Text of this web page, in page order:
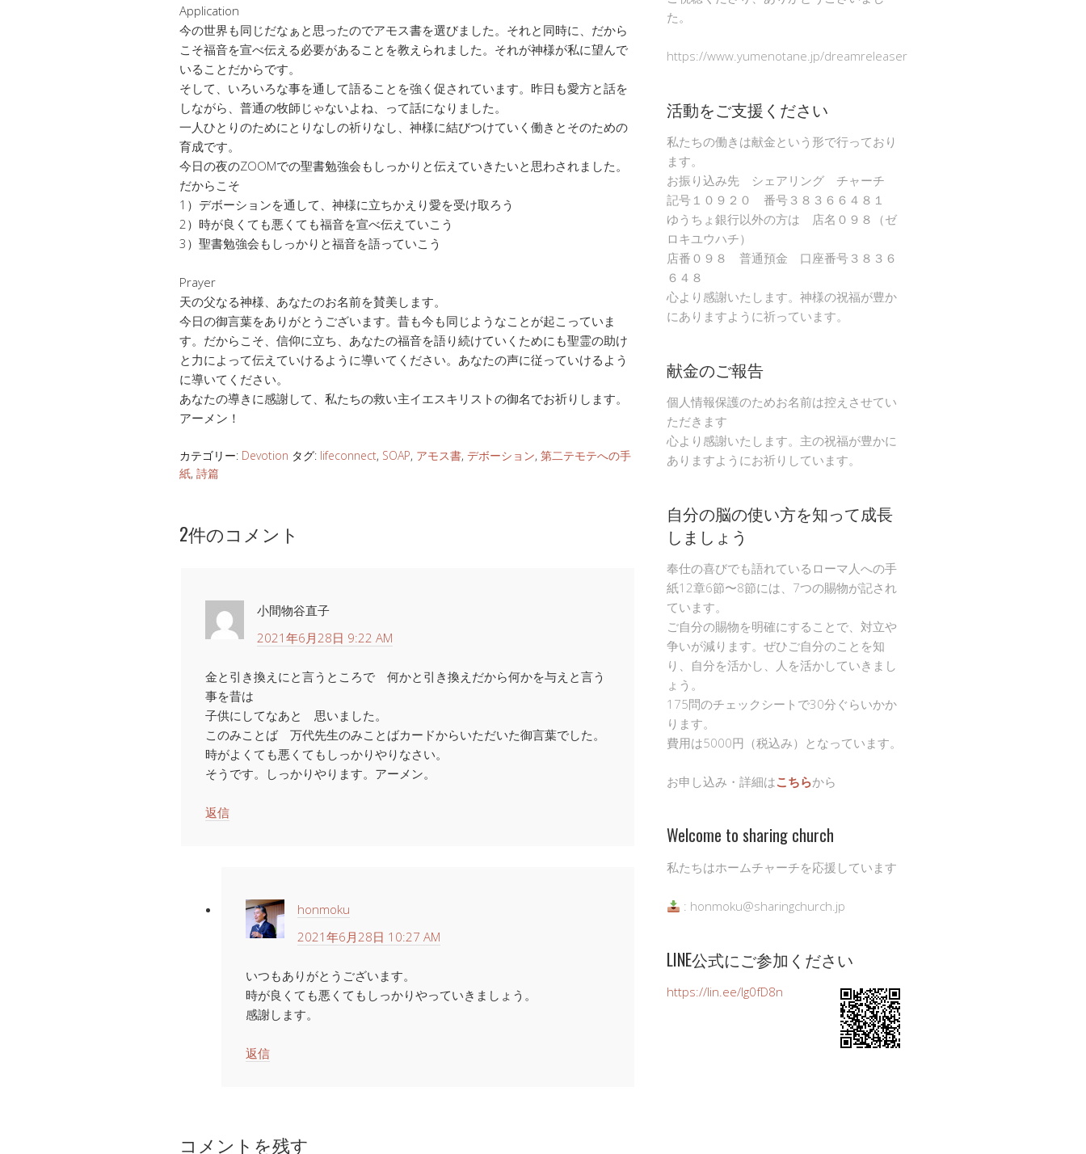
Application
今の世界も同じだなぁと思ったのでアモス書を選びました。それと同時に、だから
こそ福音を宣べ伝える必要があることを教えられました。それが神様が私に望んで
いることだからです。
そして、いろいろな事を通して語ることを強く促されています。昨日も愛方と話を
しながら、普通の牧師じゃないよね、って話になりました。
一人ひとりのためにとりなしの祈りなし、神様に結びつけていく働きとそのための
育成です。
今日の夜のZOOMでの聖書勉強会もしっかりと伝えていきたいと思わされました。
だからこそ
1）デボーションを通して、神様に立ちかえり愛を受け取ろう
2）時が良くても悪くても福音を宣べ伝えていこう
3）聖書勉強会もしっかりと福音を語っていこう
Prayer
天の父なる神様、あなたのお名前を賛美します。
今日の御言葉をありがとうございます。昔も今も同じようなことが起こっていま
す。だからこそ、信仰に立ち、あなたの福音を語り続けていくためにも聖霊の助け
と力によって伝えていけるように導いてください。あなたの声に従っていけるよう
に導いてください。
あなたの導きに感謝して、私たちの救い主イエスキリストの御名でお祈りします。
アーメン！
カテゴリー: Devotion タグ: lifeconnect, SOAP, アモス書, デボーション, 第二テモテへの手
紙, 詩篇
2件のコメント
小間物谷直子
2021年6月28日 9:22 AM
金と引き換えにと言うところで 何かと引き換えだから何かを与えと言う
事を昔は
子供にしてなあと 思いました。
このみことば 万代先生のみことばカードからいただいた御言葉でした。
時がよくても悪くてもしっかりやりなさい。
そうです。しっかりやります。アーメン。
返信
honmoku
2021年6月28日 10:27 AM
いつもありがとうございます。
時が良くても悪くてもしっかりやっていきましょう。
感謝します。
返信
コメントを残す
た。
https://www.yumenotane.jp/dreamreleaser
活動をご支援ください
私たちの働きは献金という形で行っており
ます。
お振り込み先 シェアリング チャーチ
記号１０９２０ 番号３８３６６４８１
ゆうちょ銀行以外の方は 店名０９８（ゼ
ロキユウハチ）
店番０９８ 普通預金 口座番号３８３６
６４８
心より感謝いたします。神様の祝福が豊か
にありますように祈っています。
献金のご報告
個人情報保護のためお名前は控えさせてい
ただきます
心より感謝いたします。主の祝福が豊かに
ありますようにお祈りしています。
自分の脳の使い方を知って成長
しましょう
奉仕の喜びでも語れているローマ人への手
紙12章6節〜8節には、7つの賜物が記され
ています。
ご自分の賜物を明確にすることで、対立や
争いが減ります。ぜひご自分のことを知
り、自分を活かし、人を活かしていきまし
ょう。
175問のチェックシートで30分ぐらいかか
ります。
費用は5000円（税込み）となっています。
お申し込み・詳細はこちらから
Welcome to sharing church
私たちはホームチャーチを応援しています
: honmoku@sharingchurch.jp
LINE公式にご参加ください
https://lin.ee/Ig0fD8n